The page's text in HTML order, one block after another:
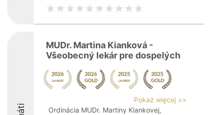
MUDr. Martina Kianková -
Všeobecný lekár pre dospelých
Pokaż więcej >>
Ordinácia MUDr. Martiny Kiankovej,